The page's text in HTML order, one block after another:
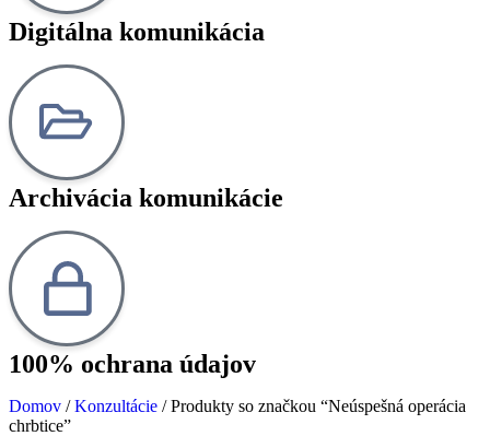
Digitálna komunikácia
Archivácia komunikácie
100% ochrana údajov
Domov /Konzultácie / Produkty so značkou “Neúspešná operácia
chrbtice”